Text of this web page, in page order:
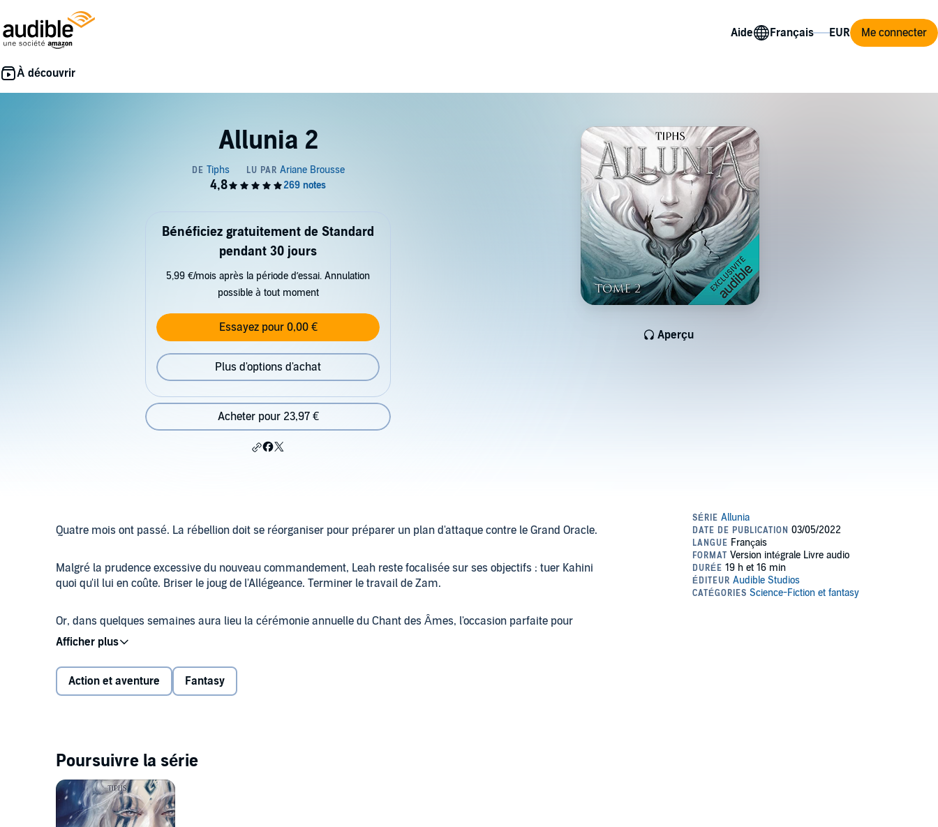
Aide Me connecter
Allunia 2
Aperçu
Bénéficiez gratuitement de Standard
pendant 30 jours
5,99 €/mois après la période d’essai. Annulation
possible à tout moment
Essayez pour 0,00 €
Plus d'options d'achat
Acheter pour 23,97 €
Quatre mois ont passé. La rébellion doit se réorganiser pour préparer un plan d'attaque contre le Grand Oracle.
Malgré la prudence excessive du nouveau commandement, Leah reste focalisée sur ses objectifs : tuer Kahini
quoi qu'il lui en coûte. Briser le joug de l'Allégeance. Terminer le travail de Zam.
Or, dans quelques semaines aura lieu la cérémonie annuelle du Chant des Âmes, l'occasion parfaite pour
accomplir cette vengeance.
Mais s'il y avait plus ? Si ses cauchemars cherchaient à la prévenir d'une catastrophe imminente ?
©2022 Plume Blanche Editions (P)2022 Audible Studios
Action et aventure Fantasy
Poursuivre la série